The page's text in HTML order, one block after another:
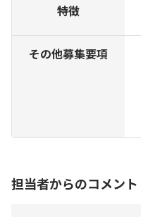
特徴
その他募集要項
担当者からのコメント